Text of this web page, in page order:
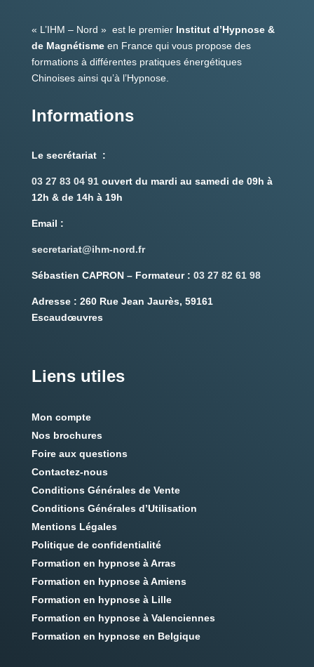
« L’IHM – Nord » est le premier Institut d’Hypnose &
de Magnétismeen France qui vous propose des
formations à différentes pratiques énergétiques
Chinoises ainsi qu’à l’Hypnose.
Informations
Le secrétariat :
03 27 83 04 91 ouvert du mardi au samedi de 09h à
12h & de 14h à 19h
Email :
secretariat@ihm-nord.fr
Sébastien CAPRON – Formateur : 03 27 82 61 98
Adresse : 260 Rue Jean Jaurès, 59161
Escaudœuvres
Liens utiles
Mon compte
Nos brochures
Foire aux questions
Contactez-nous
Conditions Générales de Vente
Conditions Générales d’Utilisation
Mentions Légales
Politique de confidentialité
Formation en hypnose à Arras
Formation en hypnose à Amiens
Formation en hypnose à Lille
Formation en hypnose à Valenciennes
Formation en hypnose en Belgique